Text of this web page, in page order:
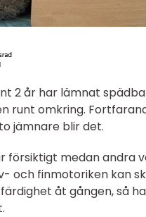
2 år har lämnat
runt omkring.
jämnare blir det.
försiktigt medan andra
och finmotoriken kan
åt gången, så